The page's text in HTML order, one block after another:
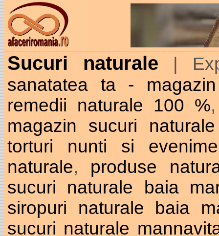
Sucuri naturale
|
sanatatea ta -
remedii naturale 100 %
magazin sucuri
torturi nunti si
naturale, produse
sucuri naturale baia
siropuri naturale baia
sucuri naturale